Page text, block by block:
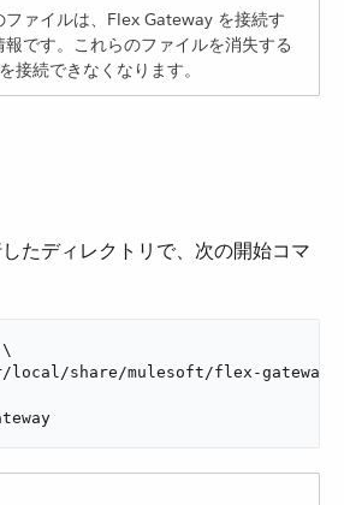
ァイルは、Flex Gateway を接続す
です。これらのファイルを消失する
接続できなくなります。
たディレクトリで、次の開始コマ
\
local/share/mulesoft/flex-